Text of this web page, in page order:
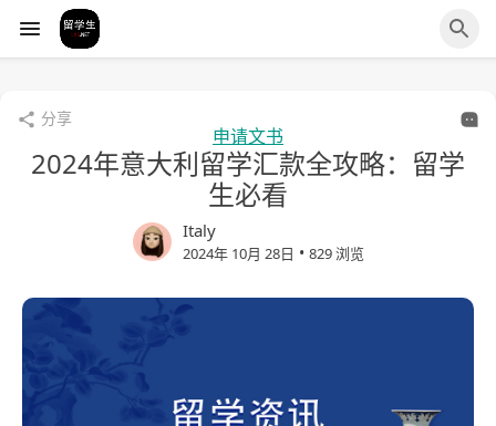
分享
申请文书
2024年意大利留学汇款全攻略：留学
生必看
Italy
2024年 10月 28日 • 829 浏览